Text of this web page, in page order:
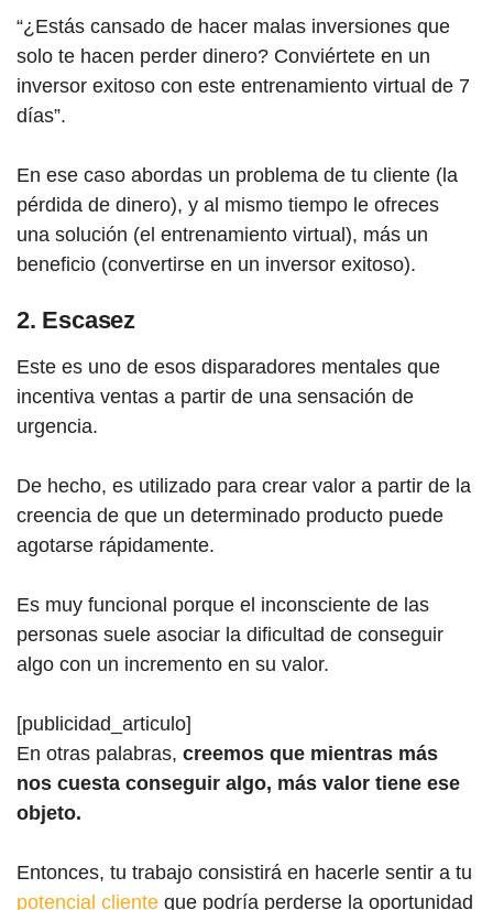
“¿Estás cansado de hacer malas inversiones que
solo te hacen perder dinero? Conviértete en un
inversor exitoso con este entrenamiento virtual de 7
días”.
En ese caso abordas un problema de tu cliente (la
pérdida de dinero), y al mismo tiempo le ofreces
una solución (el entrenamiento virtual), más un
beneficio (convertirse en un inversor exitoso).
2. Escasez
Este es uno de esos disparadores mentales que
incentiva ventas a partir de una sensación de
urgencia.
De hecho, es utilizado para crear valor a partir de la
creencia de que un determinado producto puede
agotarse rápidamente.
Es muy funcional porque el inconsciente de las
personas suele asociar la dificultad de conseguir
algo con un incremento en su valor.
[publicidad_articulo]
En otras palabras, creemos que mientras más
nos cuesta conseguir algo, más valor tiene ese
objeto.
Entonces, tu trabajo consistirá en hacerle sentir a tu
potencial cliente que podría perderse la oportunidad